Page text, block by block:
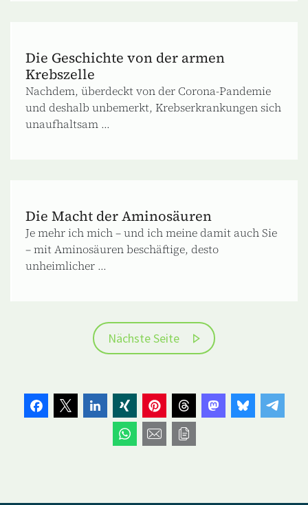
Die Geschichte von der armen
Krebszelle
Nachdem, überdeckt von der Corona-Pandemie
und deshalb unbemerkt, Krebserkrankungen sich
unaufhaltsam ...
Die Macht der Aminosäuren
Je mehr ich mich – und ich meine damit auch Sie
– mit Aminosäuren beschäftige, desto
unheimlicher ...
Nächste Seite